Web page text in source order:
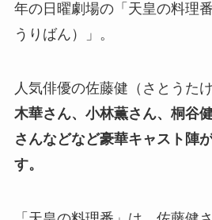
年の日曜劇場の「天皇の料理
うりばん）」。
人気俳優の佐藤健（さとうた
木華さん、小林薫さん、桐谷
さんなどなど豪華キャスト陣
す。